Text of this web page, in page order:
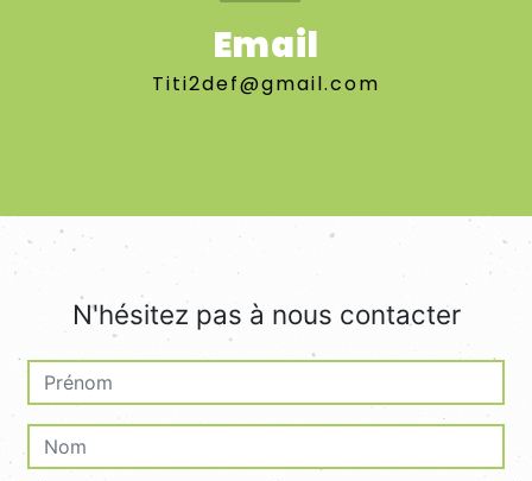
Email
titi2def@gmail.com
N'hésitez pas à nous contacter